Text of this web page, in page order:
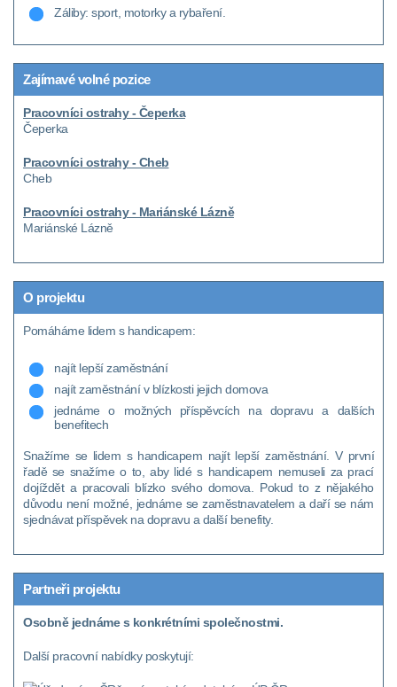
Záliby: sport, motorky a rybaření.
Zajímavé volné pozice
Pracovníci ostrahy - Čeperka
Čeperka
Pracovníci ostrahy - Cheb
Cheb
Pracovníci ostrahy - Mariánské Lázně
Mariánské Lázně
O projektu
Pomáháme lidem s handicapem:
najít lepší zaměstnání
najít zaměstnání v blízkosti jejich domova
jednáme o možných příspěvcích na dopravu a dalších
benefitech
Snažíme se lidem s handicapem najít lepší zaměstnání. V první
řadě se snažíme o to, aby lidé s handicapem nemuseli za prací
dojíždět a pracovali blízko svého domova. Pokud to z nějakého
důvodu není možné, jednáme se zaměstnavatelem a daří se nám
sjednávat příspěvek na dopravu a další benefity.
Partneři projektu
Osobně jednáme s konkrétními společnostmi.
Další pracovní nabídky poskytují: